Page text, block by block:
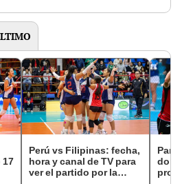
17
Perú vs Filipinas: fecha,
hora y canal de TV para
ver el partido por la